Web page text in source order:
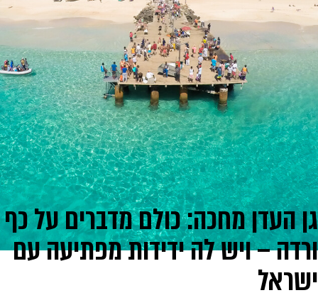
גן העדן מחכה: כולם מדברים על כף
ורדה – ויש לה ידידות מפתיעה עם
ישראל